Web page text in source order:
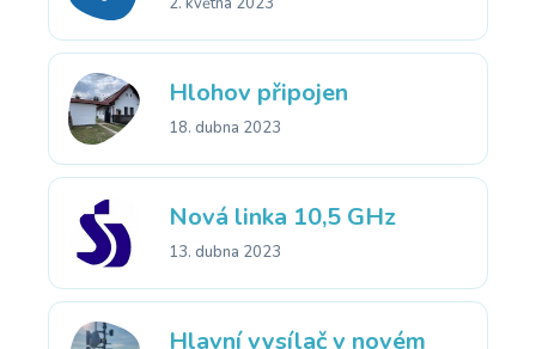
Hlohov připojen
18. dubna 2023
Nová linka 10,5 GHz
13. dubna 2023
Hlavní vysílač v novém